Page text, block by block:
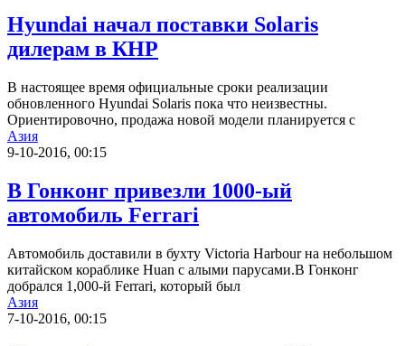
Hyundai начал поставки Solaris
дилерам в КНР
В настоящее время официальные сроки реализации
обновленного Hyundai Solaris пока что неизвестны.
Ориентировочно, продажа новой модели планируется с
Азия
9-10-2016, 00:15
В Гонконг привезли 1000-ый
автомобиль Ferrari
Автомобиль доставили в бухту Victoria Harbour на небольшом
китайском кораблике Huan с алыми парусами.В Гонконг
добрался 1,000-й Ferrari, который был
Азия
7-10-2016, 00:15